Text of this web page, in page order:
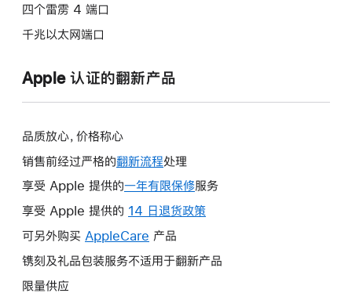
四个雷雳 4 端口
千兆以太网端口
Apple 认证的翻新产品
品质放心，价格称心
销售前经过严格的翻新流程处理
享受 Apple 提供的一年有限保修此
操
打
服务
享受 Apple 提供的 14 日退货政策
将
可另外购买 AppleCare 此
操
产品
镌刻及礼品包装服务不适用于翻新产品
限量供应